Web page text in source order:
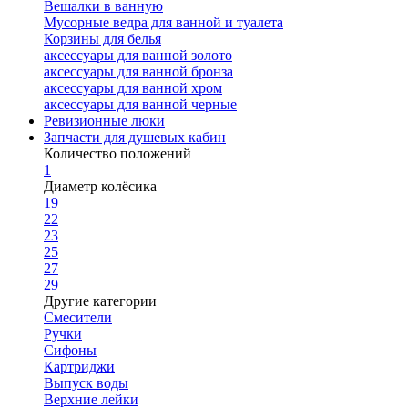
Вешалки в ванную
Мусорные ведра для ванной и туалета
Корзины для белья
аксессуары для ванной золото
аксессуары для ванной бронза
аксессуары для ванной хром
аксессуары для ванной черные
Ревизионные люки
Запчасти для душевых кабин
Количество положений
1
Диаметр колёсика
19
22
23
25
27
29
Другие категории
Смесители
Ручки
Сифоны
Картриджи
Выпуск воды
Верхние лейки